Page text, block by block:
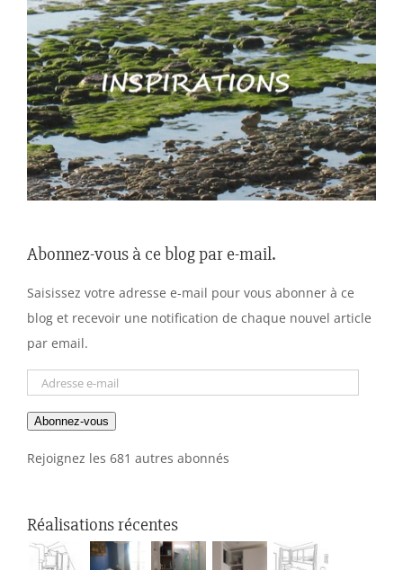
Abonnez-vous à ce blog par e-mail.
Saisissez votre adresse e-mail pour vous abonner à ce
blog et recevoir une notification de chaque nouvel article
par email.
Adresse
mail
Abonnez-vous
Rejoignez les 681 autres abonnés
Réalisations récentes